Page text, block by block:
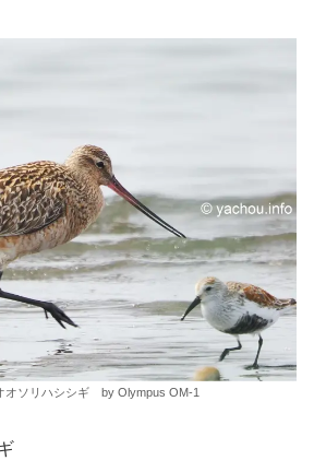
オソリハシシギ by Olympus OM-1